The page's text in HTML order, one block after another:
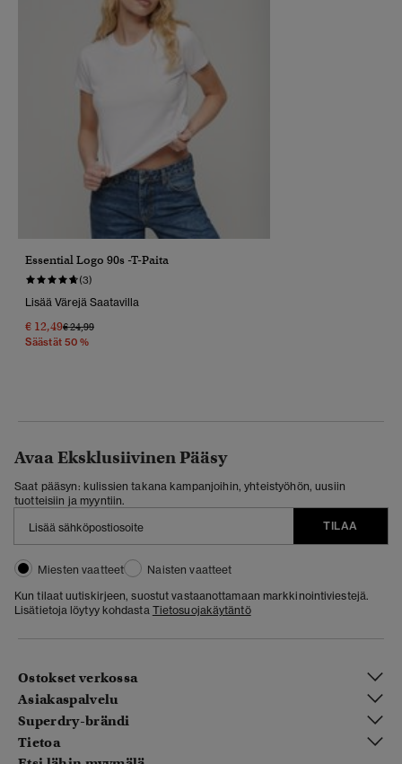
Essential Logo 90s -T-Paita
(3)
Lisää Värejä Saatavilla
€ 12,49Hinta Alennettu Hinnasta
€ 24,99Hintaan
Säästät 50 %
Avaa Eksklusiivinen Pääsy
Saat pääsyn: kulissien takana kampanjoihin, yhteistyöhön, uusiin
tuotteisiin ja myyntiin.
TILAA
Miesten vaatteet
Naisten vaatteet
Kun tilaat uutiskirjeen, suostut vastaanottamaan markkinointiviestejä.
Lisätietoja löytyy kohdasta Tietosuojakäytäntö
Ostokset verkossa
Asiakaspalvelu
Superdry-brändi
Tietoa